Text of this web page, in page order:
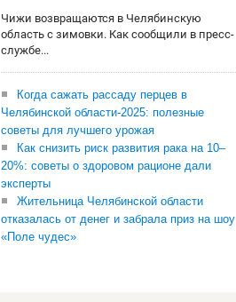
Чижи возвращаются в Челябинскую
область с зимовки. Как сообщили в пресс-
службе...
Когда сажать рассаду перцев в
Челябинской области-2025: полезные
советы для лучшего урожая
Как снизить риск развития рака на 10–
20%: советы о здоровом рационе дали
эксперты
Жительница Челябинской области
отказалась от денег и забрала приз на шоу
«Поле чудес»